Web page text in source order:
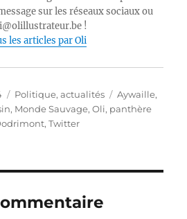
sur les réseaux sociaux ou
!
les articles par Oli
Catégories
Politique, actualités Étiquettes
Aywaille,
, Monde Sauvage,Oli, panthère
,Twitter